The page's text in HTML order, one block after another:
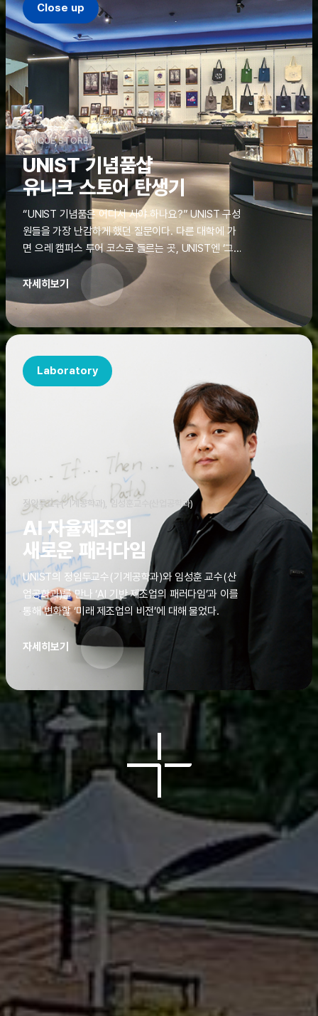
Close up
UNIQUE STORE
UNIST 기념품샵
유니크 스토어 탄생기
“UNIST 기념품은 어디서 사야 하나요?” UNIST 구성
원들을 가장 난감하게 했던 질문이다. 다른 대학에 가
면 으레 캠퍼스 투어 코스로 들르는 곳, UNIST엔 ‘그
것’이 없었다. 학교 탐방을 왔던 고등학생도, 자녀를 방
문하러 온 학부모도 빈손으로 돌려보내야 했던 아쉬움
을 달래줄 공간이 ‘유니크 스토어(UNIQUE
STORE)’라는 이름으로 지난해 11월 문을 열었다.
자세히보기
Laboratory
정임두교수(기계공학과), 임성훈교수(산업공학과)
AI 자율제조의
새로운 패러다임
UNIST의 정임두교수(기계공학과)와 임성훈 교수(산
업공학과)를 만나 ‘AI 기반 제조업의 패러다임’과 이를
통해 변화할 ‘미래 제조업의 비전’에 대해 물었다.
자세히보기